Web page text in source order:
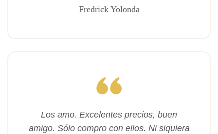
Fredrick Yolonda
Los amo. Excelentes precios, buen
amigo. Sólo compro con ellos. Ni siquiera